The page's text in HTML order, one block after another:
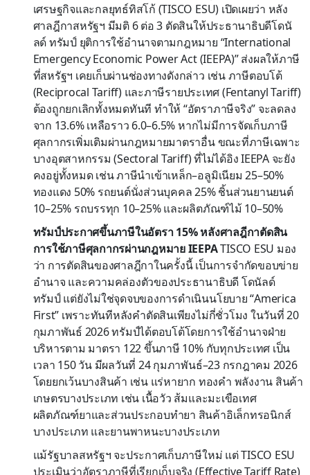
เศรษฐกิจและกลยุทธ์ทิสโก้ (TISCO ESU) เปิดเผยว่า หลัง
ศาลฎีกาสหรัฐฯ มีมติ 6 ต่อ 3 ตัดสินให้ประธานาธิบดีโดนั
ลด์ ทรัมป์ ยุติการใช้อำนาจตามกฎหมาย “International
Emergency Economic Power Act (IEEPA)” ส่งผลให้ภาษี
ที่สหรัฐฯ เคยเก็บผ่านช่องทางดังกล่าว เช่น ภาษีตอบโต้
(Reciprocal Tariff) และภาษีรายประเทศ (Fentanyl Tariff)
ต้องถูกยกเลิกทั้งหมดทันที ทำให้ “อัตราภาษีจริง” จะลดลง
จาก 13.6% เหลือราว 6.0–6.5% หากไม่มีการจัดเก็บภาษี
ศุลกากรเพิ่มเติมผ่านกฎหมายมาตราอื่น ขณะที่ภาษีเฉพาะ
บางอุตสาหกรรม (Sectoral Tariff) ที่ไม่ได้อิง IEEPA จะยัง
คงอยู่ทั้งหมด เช่น ภาษีนำเข้าเหล็ก–อลูมิเนียม 25–50%
ทองแดง 50% รถยนต์นั่งส่วนบุคคล 25% ชิ้นส่วนยานยนต์
10–25% รถบรรทุก 10–25% และผลิตภัณฑ์ไม้ 10–50%
ทรัมป์ประกาศขึ้นภาษีในอัตรา 15% หลังศาลฎีกาตัดสิน
การใช้ภาษีศุลกากรผ่านกฎหมาย IEEPATISCO ESU มอง
ว่า การตัดสินของศาลฎีกาในครั้งนี้ เป็นการจำกัดขอบข่าย
อำนาจ และความคล่องตัวของประธานาธิบดี โดนัลด์
ทรัมป์ แต่ยังไม่ใช่จุดจบของการดำเนินนโยบาย “America
First” เพราะทันทีหลังคำตัดสินเพียงไม่กี่ชั่วโมง ในวันที่ 20
กุมภาพันธ์ 2026 ทรัมป์ได้ตอบโต้โดยการใช้อำนาจฝ่าย
บริหารตาม มาตรา 122 ขึ้นภาษี 10% กับทุกประเทศ เป็น
เวลา 150 วัน มีผลวันที่ 24 กุมภาพันธ์–23 กรกฎาคม 2026
โดยยกเว้นบางสินค้า เช่น แร่หายาก ทองคำ พลังงาน สินค้า
เกษตรบางประเภท เช่น เนื้อวัว ส้มและมะเขือเทศ
ผลิตภัณฑ์ยาและส่วนประกอบทำยา สินค้าอิเล็กทรอนิกส์
บางประเภท และยานพาหนะบางประเภท
แม้รัฐบาลสหรัฐฯ จะประกาศเก็บภาษีใหม่ แต่ TISCO ESU
ประเมินว่าอัตราภาษีที่เรียกเก็บจริง (Effective Tariff Rate)